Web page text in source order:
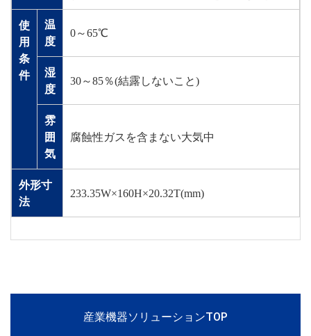
使
用
条
件
温
度
0～65℃
湿
度
30～85％(結露しないこと)
雰
囲
気
腐蝕性ガスを含まない大気中
外形寸
法
233.35W×160H×20.32T(mm)
産業機器ソリューションTOP